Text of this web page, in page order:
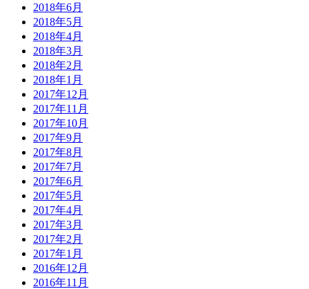
2018年6月
2018年5月
2018年4月
2018年3月
2018年2月
2018年1月
2017年12月
2017年11月
2017年10月
2017年9月
2017年8月
2017年7月
2017年6月
2017年5月
2017年4月
2017年3月
2017年2月
2017年1月
2016年12月
2016年11月